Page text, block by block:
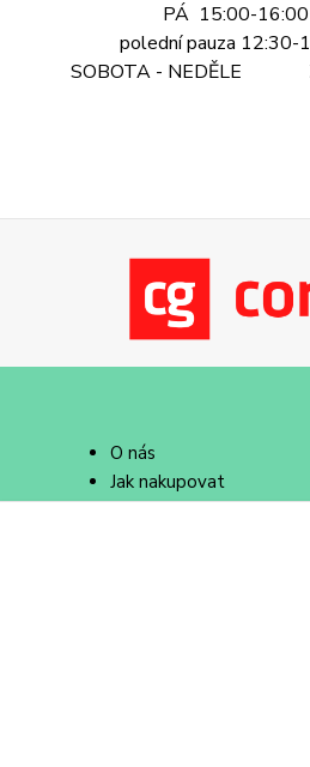
PÁ 15:00-16:00
polední pauza 12:30-
SOBOTA - NEDĚLE
O nás
Jak nakupovat
Doprava a platba